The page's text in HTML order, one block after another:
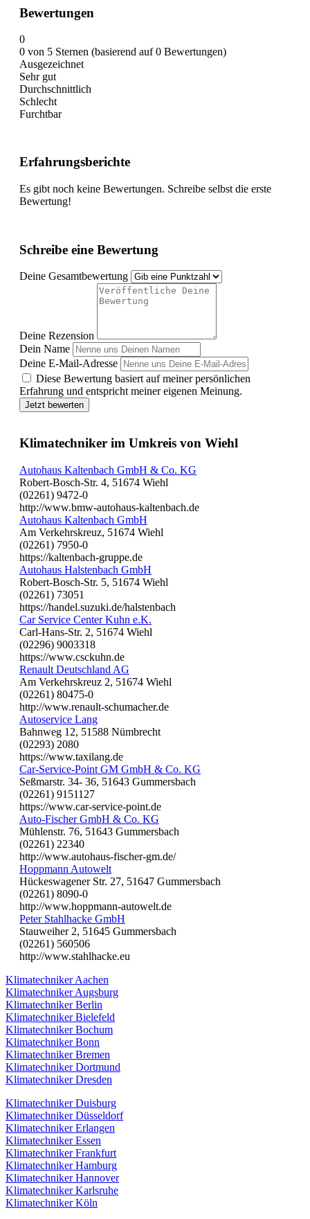
Bewertungen
0
0 von 5 Sternen (basierend auf 0 Bewertungen)
Ausgezeichnet
Sehr gut
Durchschnittlich
Schlecht
Furchtbar
Erfahrungsberichte
Es gibt noch keine Bewertungen. Schreibe selbst die erste
Bewertung!
Schreibe eine Bewertung
Deine Gesamtbewertung
Deine Rezension
Dein Name
Deine E-Mail-Adresse
Diese Bewertung basiert auf meiner persönlichen
Erfahrung und entspricht meiner eigenen Meinung.
Jetzt bewerten
Klimatechniker im Umkreis von Wiehl
Autohaus Kaltenbach GmbH & Co. KG
Robert-Bosch-Str. 4, 51674 Wiehl
(02261) 9472-0
http://www.bmw-autohaus-kaltenbach.de
Autohaus Kaltenbach GmbH
Am Verkehrskreuz, 51674 Wiehl
(02261) 7950-0
https://kaltenbach-gruppe.de
Autohaus Halstenbach GmbH
Robert-Bosch-Str. 5, 51674 Wiehl
(02261) 73051
https://handel.suzuki.de/halstenbach
Car Service Center Kuhn e.K.
Carl-Hans-Str. 2, 51674 Wiehl
(02296) 9003318
https://www.csckuhn.de
Renault Deutschland AG
Am Verkehrskreuz 2, 51674 Wiehl
(02261) 80475-0
http://www.renault-schumacher.de
Autoservice Lang
Bahnweg 12, 51588 Nümbrecht
(02293) 2080
https://www.taxilang.de
Car-Service-Point GM GmbH & Co. KG
Seßmarstr. 34- 36, 51643 Gummersbach
(02261) 9151127
https://www.car-service-point.de
Auto-Fischer GmbH & Co. KG
Mühlenstr. 76, 51643 Gummersbach
(02261) 22340
http://www.autohaus-fischer-gm.de/
Hoppmann Autowelt
Hückeswagener Str. 27, 51647 Gummersbach
(02261) 8090-0
http://www.hoppmann-autowelt.de
Peter Stahlhacke GmbH
Stauweiher 2, 51645 Gummersbach
(02261) 560506
http://www.stahlhacke.eu
Klimatechniker Aachen
Klimatechniker Augsburg
Klimatechniker Berlin
Klimatechniker Bielefeld
Klimatechniker Bochum
Klimatechniker Bonn
Klimatechniker Bremen
Klimatechniker Dortmund
Klimatechniker Dresden
Klimatechniker Duisburg
Klimatechniker Düsseldorf
Klimatechniker Erlangen
Klimatechniker Essen
Klimatechniker Frankfurt
Klimatechniker Hamburg
Klimatechniker Hannover
Klimatechniker Karlsruhe
Klimatechniker Köln